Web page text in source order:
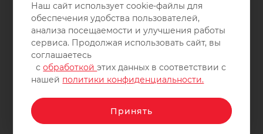
2011-2026 © интернет-магазин спортивных товаров
ВелоСаратов. Не является публичной офертой. Все права
защищены. Заимствование материалов и фотографий
запрещено.
Наш сайт использует cookie-файлы для
обеспечения удобства пользователей,
анализа посещаемости и улучшения работы
сервиса. Продолжая использовать сайт, вы
соглашаетесь
собработкойэтих данных в соответствии с
нашей политики конфиденциальности.
Принять